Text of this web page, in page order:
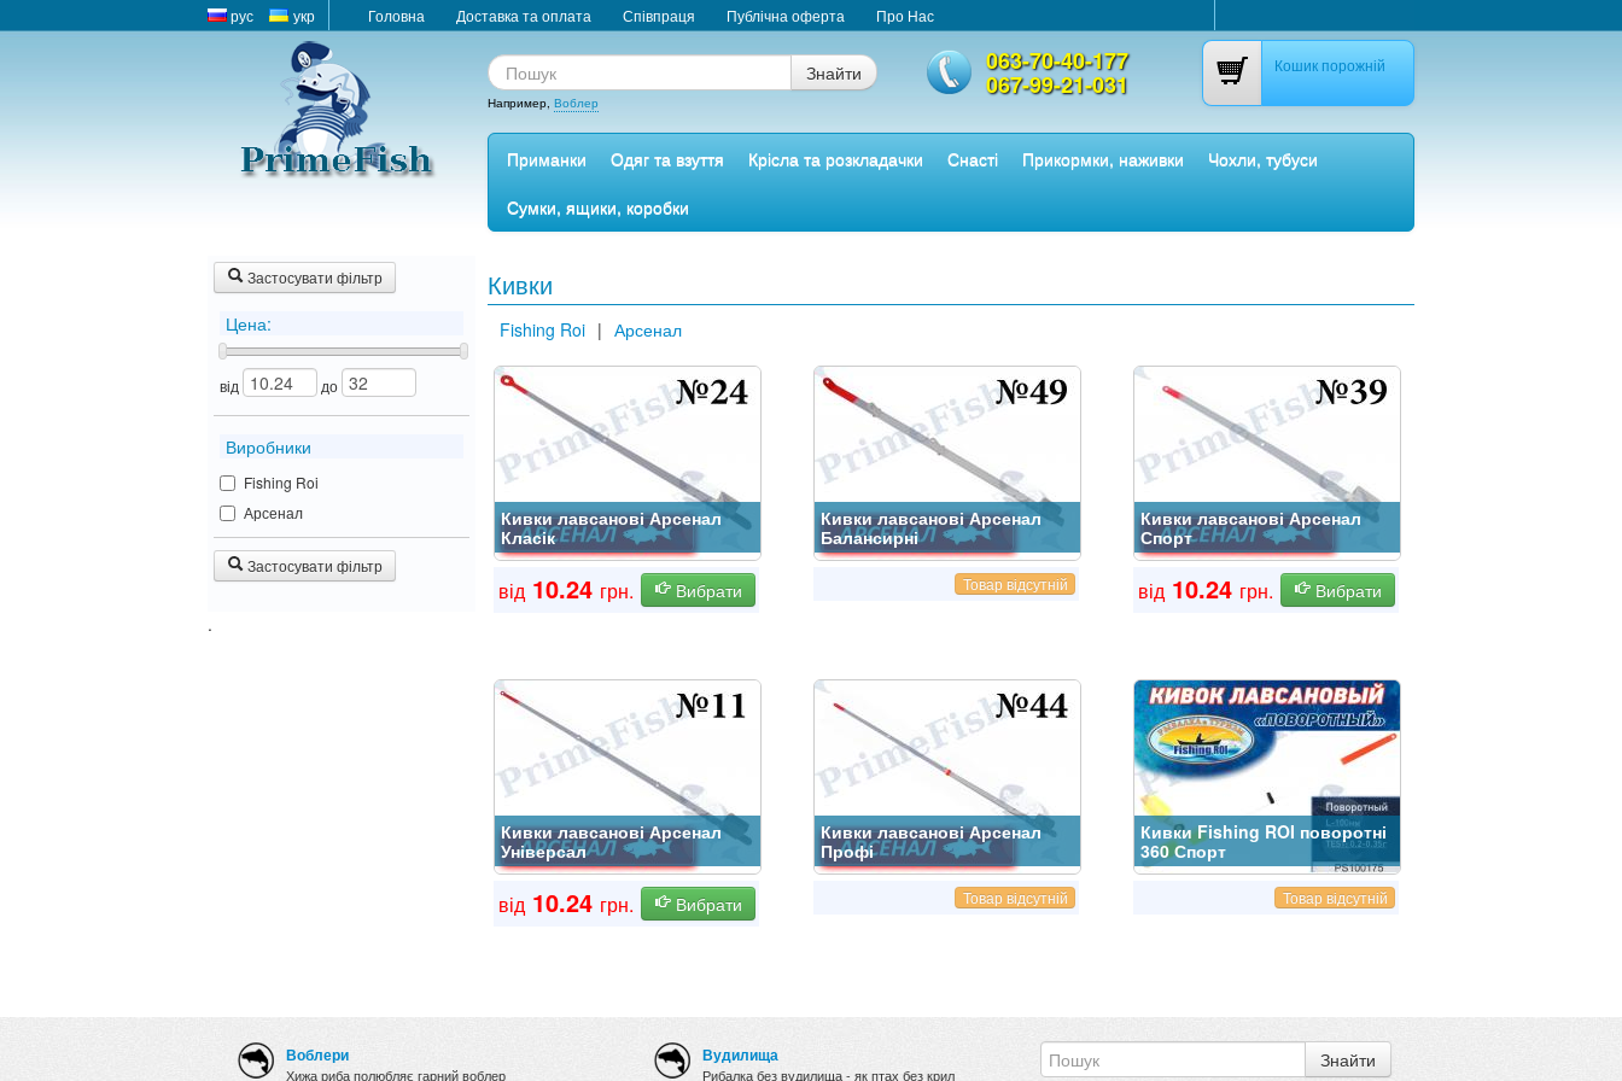
рус укр Головна Доставка та оплата Співпраця Публічна оферта Про Нас
Знайти
Например, Воблер
063-70-40-177
067-99-21-031
Кошик порожній
Приманки Одяг та взуття Крісла та розкладачки Снасті Прикормки, наживки
Чохли, тубуси
Сумки, ящики, коробки
Застосувати фільтр
Цена:
від до
Виробники
Fishing Roi
Арсенал
Застосувати фільтр
.
Кивки
Fishing Roi | Арсенал
Кивки лавсанові Арсенал
Класік
від 10.24 грн. Вибрати
Кивки лавсанові Арсенал
Балансирні
Товар відсутній
Кивки лавсанові Арсенал
Спорт
від 10.24 грн. Вибрати
Кивки лавсанові Арсенал
Універсал
від 10.24 грн. Вибрати
Кивки лавсанові Арсенал
Профі
Товар відсутній
Кивки Fishing ROI поворотні
360 Спорт
Товар відсутній
Воблери
Хижа риба полюбляє гарний воблер
Вудилища
Рибалка без вудилища - як птах без крил
Знайти